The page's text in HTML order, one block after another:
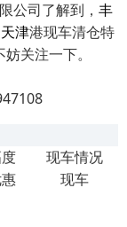
公司了解到， 丰
天津港现车清仓特
关注一下。
现车情况
现车